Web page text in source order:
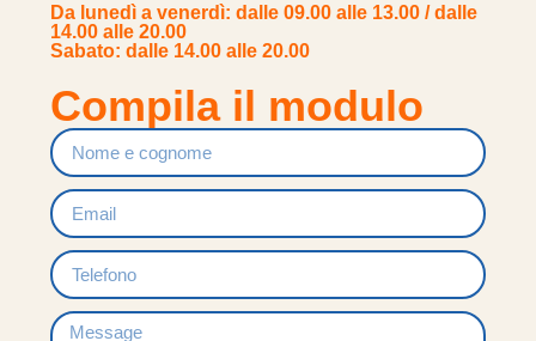
Da lunedì a venerdì: dalle 09.00 alle 13.00 / dalle
14.00 alle 20.00
Sabato: dalle 14.00 alle 20.00
Compila il modulo